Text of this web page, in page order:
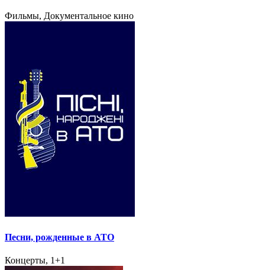
Фильмы, Документальное кино
Песни, рожденные в АТО
Концерты, 1+1